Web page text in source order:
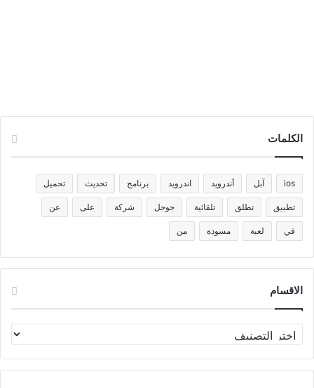
الكلمات
ios آبل أندرويد اندرويد برنامج تحديث تحميل
تطبيق تطلق تلقائية جوجل شركة على عن
في لعبة مسودة من
الاقسام
الاقسام